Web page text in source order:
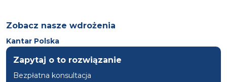
Zobacz nasze wdrożenia
Kantar Polska
Zapytaj o to rozwiązanie
Bezpłatna konsultacja